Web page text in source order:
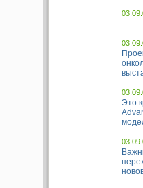
...
Это